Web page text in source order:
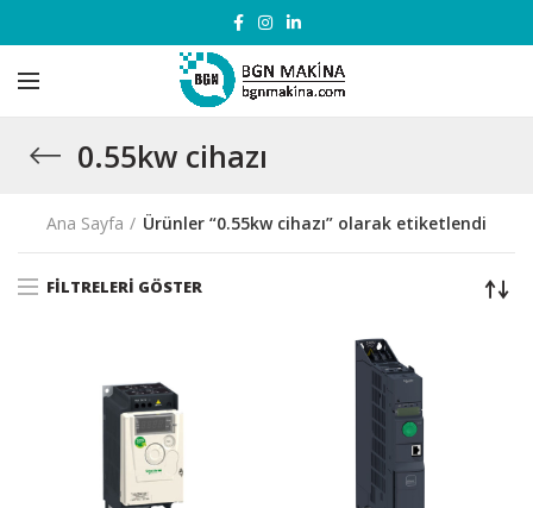
0.55kw cihazı
Ana Sayfa Ürünler “0.55kw cihazı” olarak etiketlendi
FILTRELERI GÖSTER